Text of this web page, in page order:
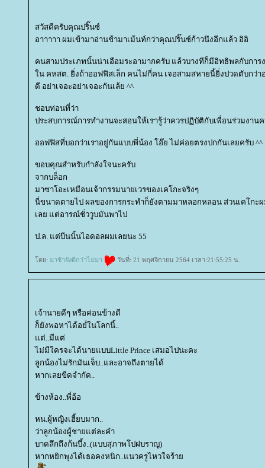
สวัสดีครับคุณปริ๊นซ์
อาาาาา ผมเข้ามาอ่านช้ามาเม้นท์กว่าคุณปริ๊นซ์ก้าวนึงอีกแล้ว อิอิ
คนสามประเภทนั้นน่าเอือมระอามากครับ แล้วบางทีก็มีอิทธิพลกับการ
น คหสต. ยิ่งถ้าออฟฟิสเล็ก คนไม่กี่คน เจอสามสหายนี้ยิ่งปวดตับกว่
ดี อย่าเจอะอย่าเจอะกันเล้ย ^^
ชอบท่อนที่ว่า
ประสบการณ์การทำงานจะสอนให้เรารู้ว่าควรปฏิบัติกับเพื่อนร่วมงาน
ออฟฟิสที่บอกว่าเราอยู่กันแบบพี่น้อง โอ๊ย ไม่ค่อยตรงปกกันเลยครับ ^^
ขอบคุณสำหรับกำลังใจนะครับ
จากบล็อก
มาซาโอะเหมือนเจ้ากรรมนายเวรของเคโกะจริงๆ
นี่ขนาดตายไป ผลของการกระทำก็ยังตามมาหลอกหลอน ส่วนเคโกะ
เลย แต่อารณ์ชั่ววูบมันพาไป
ป.ล. แต่บีนนั้นไอดอลผมเลยนะ 55
ดย: มาช้ายังดีกว่าไม่มา วันที่: 21 พฤศจิกายน 2564 เวลา:21:55:25 น.
เจ้านายดีๆ หรือค่อนข้างดี
ก็ยังพอหาได้อยํ่ในโลกนี้..
ต่..มีแต่
ไม่มีใครจะได้นายแบบLittle Prince เสมอไปนะคะ
ลูกน้องไม่รักมันเจ็บ..และอาจถึงตายได้
หากเลยขีดจำกัด..
ข้างห้อง..พี่อ้อ
หน.ผู้หญิงเฮี้ยบมาก..
ว่าลูกน้องผู้ชายแต่ละคำ
บาดลึกถึงก้นบึ้ง..(แบบสุภาพโปฝบราญ)
หากหยิกพุงได้เธอคงหนิก..แนวครูไหวใจร้า